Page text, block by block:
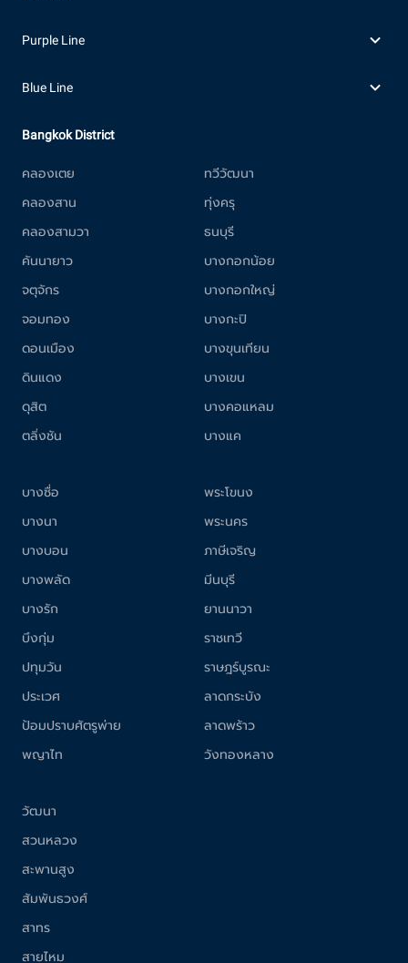
Purple Line
Blue Line
Bangkok District
คลองเตย
คลองสาน
คลองสามวา
คันนายาว
จตุจักร
จอมทอง
ดอนเมือง
ดินแดง
ดุสิต
ตลิ่งชัน
ทวีวัฒนา
ทุ่งครุ
ธนบุรี
บางกอกน้อย
บางกอกใหญ่
บางกะปิ
บางขุนเทียน
บางเขน
บางคอแหลม
บางแค
บางซื่อ
บางนา
บางบอน
บางพลัด
บางรัก
บึงกุ่ม
ปทุมวัน
ประเวศ
ป้อมปราบศัตรูพ่าย
พญาไท
พระโขนง
พระนคร
ภาษีเจริญ
มีนบุรี
ยานนาวา
ราชเทวี
ราษฎร์บูรณะ
ลาดกระบัง
ลาดพร้าว
วังทองหลาง
วัฒนา
สวนหลวง
สะพานสูง
สัมพันธวงศ์
สาทร
สายไหม